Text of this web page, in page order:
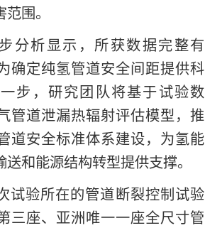
围。
析显示，所获数据完整有
确定纯氢管道安全间距提供科
步，研究团队将基于试验数
管道泄漏热辐射评估模型，推
道安全标准体系建设，为氢能
和能源结构转型提供支撑。
验所在的管道断裂控制试验
三座、亚洲唯一一座全尺寸管